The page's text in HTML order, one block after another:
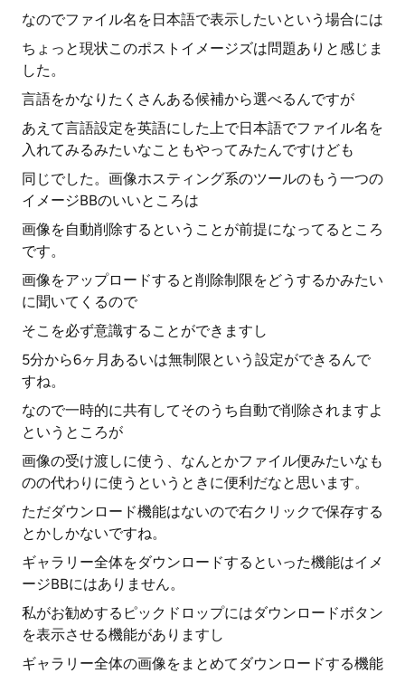
なのでファイル名を日本語で表示したいという場合には
ちょっと現状このポストイメージズは問題ありと感じま
した。
言語をかなりたくさんある候補から選べるんですが
あえて言語設定を英語にした上で日本語でファイル名を
入れてみるみたいなこともやってみたんですけども
同じでした。画像ホスティング系のツールのもう一つの
イメージBBのいいところは
画像を自動削除するということが前提になってるところ
です。
画像をアップロードすると削除制限をどうするかみたい
に聞いてくるので
そこを必ず意識することができますし
5分から6ヶ月あるいは無制限という設定ができるんで
すね。
なので一時的に共有してそのうち自動で削除されますよ
というところが
画像の受け渡しに使う、なんとかファイル便みたいなも
のの代わりに使うというときに便利だなと思います。
ただダウンロード機能はないので右クリックで保存する
とかしかないですね。
ギャラリー全体をダウンロードするといった機能はイメ
ージBBにはありません。
私がお勧めするピックドロップにはダウンロードボタン
を表示させる機能がありますし
ギャラリー全体の画像をまとめてダウンロードする機能